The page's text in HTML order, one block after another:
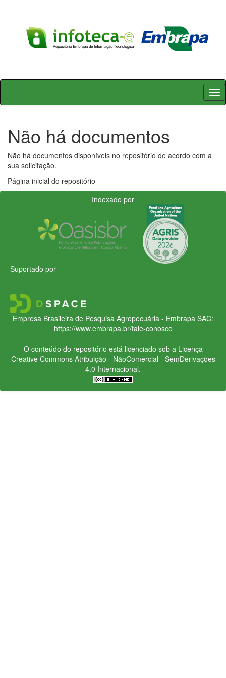
Skip
Não há documentos
Não há documentos disponíveis no repositório de acordo com a
sua solicitação.
Página inicial do repositório
Indexado por
Suportado por
Empresa Brasileira de Pesquisa Agropecuária - Embrapa SAC:
https://www.embrapa.br/fale-conosco
O conteúdo do repositório está licenciado sob a Licença
Creative CommonsAtribuição - NãoComercial - SemDerivações
4.0 Internacional.